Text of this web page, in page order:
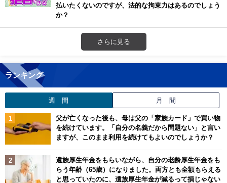
払いたくないのですが、法的な拘束力はあるのでしょう
か？
さらに見る
ランキング
週 間 月 間
父が亡くなった後も、母は父の「家族カード」で買い物
を続けています。「自分の名義だから問題ない」と言い
ますが、このまま利用を続けてもよいのでしょうか？
遺族厚生年金をもらいながら、自分の老齢厚生年金をも
らう年齢（65歳）になりました。両方とも全額もらえる
と思っていたのに、遺族厚生年金が減るって損じゃない